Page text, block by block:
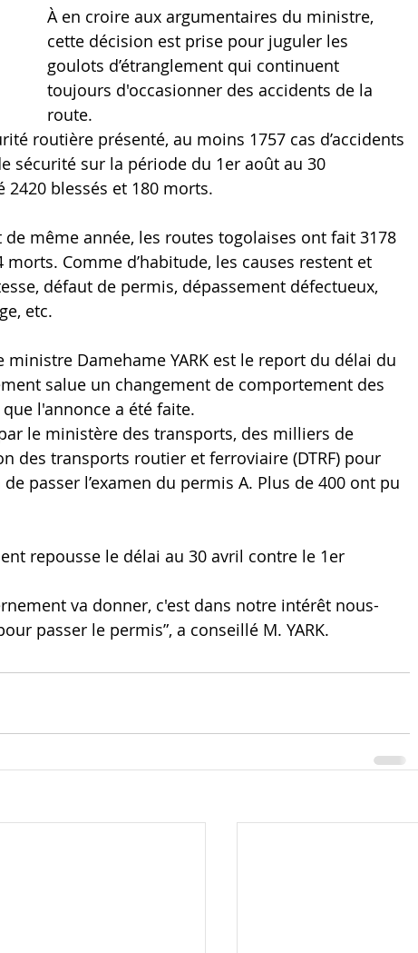
À en croire aux argumentaires du ministre,
cette décision est prise pour juguler les
goulots d’étranglement qui continuent
toujours d'occasionner des accidents de la
route.
routière présenté, au moins 1757 cas d’accidents
sécurité sur la période du 1er août au 30
blessés et 180 morts.
même année, les routes togolaises ont fait 3178
Comme d’habitude, les causes restent et
défaut de permis, dépassement défectueux,
etc.
Damehame YARK est le report du délai du
salue un changement de comportement des
l'annonce a été faite.
le ministère des transports, des milliers de
des transports routier et ferroviaire (DTRF) pour
passer l’examen du permis A. Plus de 400 ont pu
repousse le délai au 30 avril contre le 1er
va donner, c'est dans notre intérêt nous-
passer le permis”, a conseillé M. YARK.